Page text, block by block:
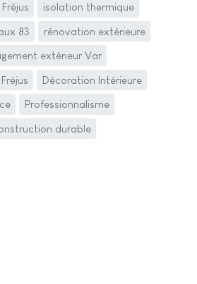
isolation thermique
83 rénovation extérieure
extérieur Var
Décoration Intérieure
Professionnalisme
durable